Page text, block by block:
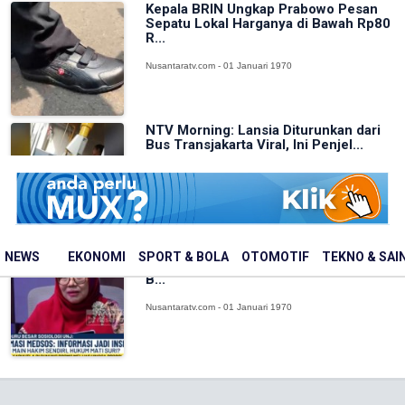
NEWS EKONOMI SPORT & BOLA OTOMOTIF TEKNO &
Kepala BRIN Ungkap Prabowo Pesan
Sepatu Lokal Harganya di Bawah Rp80
R...
Nusantaratv.com - 01 Januari 1970
NTV Morning: Lansia Diturunkan dari
Bus Transjakarta Viral, Ini Penjel...
Nusantaratv.com - 01 Januari 1970
KASI PAHAM: Saat Massa Jadi Hakim,
Prof Ciek: Pemerintah Sudah Benar
B...
Nusantaratv.com - 01 Januari 1970